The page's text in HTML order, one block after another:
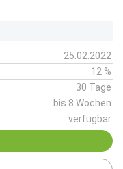
25.02.2022
12 %
30 Tage
bis 8 Wochen
verfügbar